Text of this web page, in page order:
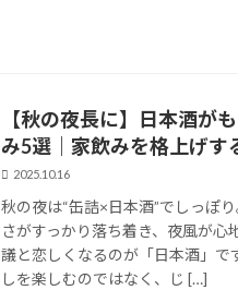
【秋の夜長に】日本酒が
み5選｜家飲みを格上げす
2025.10.16
秋の夜は“缶詰×日本酒”でしっぽ
さがすっかり落ち着き、夜風が心
議と恋しくなるのが「日本酒」で
しを楽しむのではなく、じ […]